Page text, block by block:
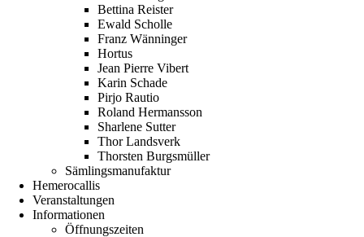
Bettina Reister
Ewald Scholle
Franz Wänninger
Hortus
Jean Pierre Vibert
Karin Schade
Pirjo Rautio
Roland Hermansson
Sharlene Sutter
Thor Landsverk
Thorsten Burgsmüller
Sämlingsmanufaktur
Hemerocallis
Veranstaltungen
Informationen
Öffnungszeiten